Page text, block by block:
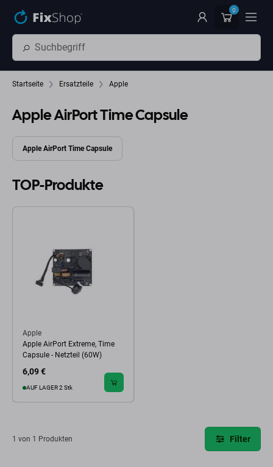
0
Startseite Ersatzteile Apple
Apple AirPort Time Capsule
Apple AirPort Time Capsule
TOP-Produkte
Apple
Apple AirPort Extreme, Time
Capsule - Netzteil (60W)
6,09 €
AUF LAGER 2 Stk
1 von 1 Produkten Filter